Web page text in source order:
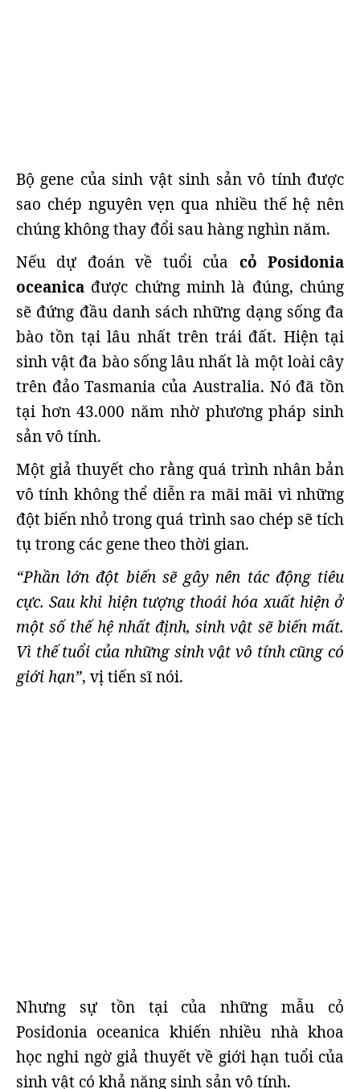
Bộ gene của sinh vật sinh sản vô tính được
sao chép nguyên vẹn qua nhiều thế hệ nên
chúng không thay đổi sau hàng nghìn năm.
Nếu dự đoán về tuổi của cỏ Posidonia
oceanica được chứng minh là đúng, chúng
sẽ đứng đầu danh sách những dạng sống đa
bào tồn tại lâu nhất trên trái đất. Hiện tại
sinh vật đa bào sống lâu nhất là một loài cây
trên đảo Tasmania của Australia. Nó đã tồn
tại hơn 43.000 năm nhờ phương pháp sinh
sản vô tính.
Một giả thuyết cho rằng quá trình nhân bản
vô tính không thể diễn ra mãi mãi vì những
đột biến nhỏ trong quá trình sao chép sẽ tích
tụ trong các gene theo thời gian.
“Phần lớn đột biến sẽ gây nên tác động tiêu
cực. Sau khi hiện tượng thoái hóa xuất hiện ở
một số thế hệ nhất định, sinh vật sẽ biến mất.
Vì thế tuổi của những sinh vật vô tính cũng có
giới hạn”, vị tiến sĩ nói.
Nhưng sự tồn tại của những mẫu cỏ
Posidonia oceanica khiến nhiều nhà khoa
học nghi ngờ giả thuyết về giới hạn tuổi của
sinh vật có khả năng sinh sản vô tính.